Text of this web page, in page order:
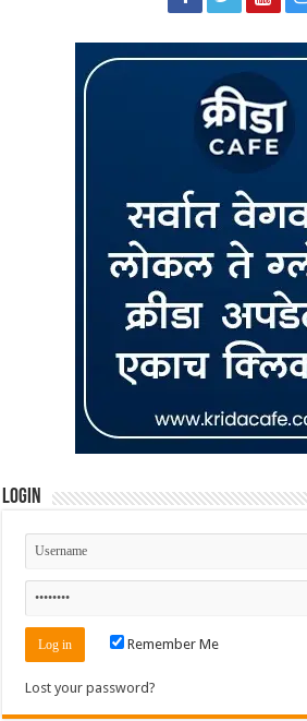
Login
Remember Me
Lost your password?